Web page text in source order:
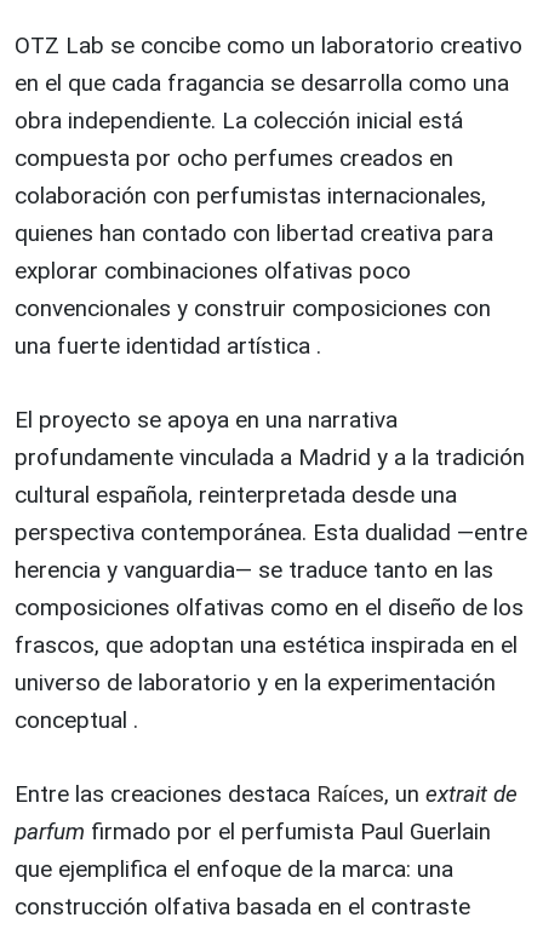
OTZ Lab se concibe como un laboratorio creativo
en el que cada fragancia se desarrolla como una
obra independiente. La colección inicial está
compuesta por ocho perfumes creados en
colaboración con perfumistas internacionales,
quienes han contado con libertad creativa para
explorar combinaciones olfativas poco
convencionales y construir composiciones con
una fuerte identidad artística .
El proyecto se apoya en una narrativa
profundamente vinculada a Madrid y a la tradición
cultural española, reinterpretada desde una
perspectiva contemporánea. Esta dualidad —entre
herencia y vanguardia— se traduce tanto en las
composiciones olfativas como en el diseño de los
frascos, que adoptan una estética inspirada en el
universo de laboratorio y en la experimentación
conceptual .
Entre las creaciones destaca Raíces, un extrait de
parfum firmado por el perfumista Paul Guerlain
que ejemplifica el enfoque de la marca: una
construcción olfativa basada en el contraste